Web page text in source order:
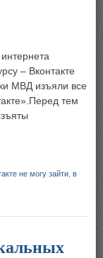
– Вконтакте
МВД изъяли все
тем
не могу зайти в